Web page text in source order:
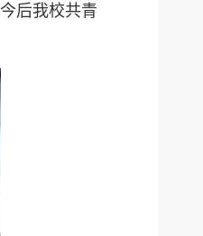
后我校共青